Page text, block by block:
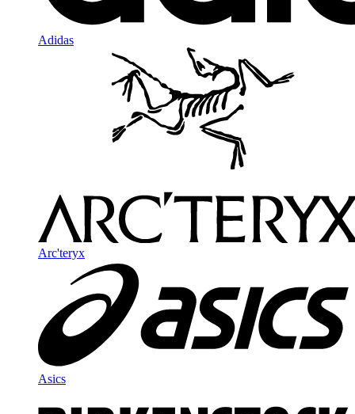
Adidas
Arc'teryx
Asics